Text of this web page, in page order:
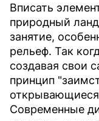
Вписать
природный
занятие,
рельеф. Так
создавая свои
принцип
Современные